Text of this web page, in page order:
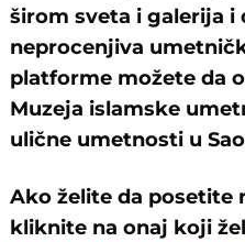
širom sveta i galerija
neprocenjiva
platforme možete da
Muzeja islamske
ulične umetnosti u
Ako želite da posetite
kliknite na onaj koji